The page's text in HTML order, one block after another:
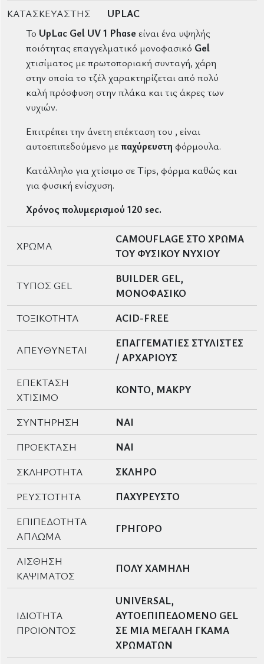
ΚΑΤΑΣΚΕΥΑΣΤΉΣ
UPLAC
Το UpLac Gel UV 1 Phase είναι ένα υψηλής
ποιότητας επαγγελματικό μονοφασικό Gel
χτισίματος με πρωτοποριακή συνταγή, χάρη
στην οποία το τζέλ χαρακτηρίζεται από πολύ
καλή πρόσφυση στην πλάκα και τις άκρες των
νυχιών.
Επιτρέπει την άνετη επέκταση του , είναι
αυτοεπιπεδούμενο μεπαχύρευστη φόρμουλα.
Κατάλληλο για χτίσιμο σε Tips, φόρμα καθώς και
για φυσική ενίσχυση.
Χρόνος πολυμερισμού 120 sec.
ΧΡΩΜΑ
CAMOUFLAGE ΣΤΟ ΧΡΩΜΑ
ΤΟΥ ΦΥΣΙΚΟΥ ΝΥΧΙΟΥ
ΤΥΠΟΣ GEL
BUILDER GEL,
ΜΟΝΟΦΑΣΙΚΟ
ΤΟΞΙΚΟΤΗΤΑ
ACID-FREE
ΑΠΕΥΘΥΝΕΤΑΙ
ΕΠΑΓΓΕΜΑΤΙΕΣ ΣΤΥΛΙΣΤΕΣ
/ ΑΡΧΑΡΙΟΥΣ
ΕΠΕΚΤΑΣΗ
ΧΤΙΣΙΜΟ
ΚΟΝΤΟ, ΜΑΚΡΥ
ΣΥΝΤΗΡΗΣΗ
ΝΑΙ
ΠΡΟΕΚΤΑΣΗ
ΝΑΙ
ΣΚΛΗΡΟΤΗΤΑ
ΣΚΛΗΡΟ
ΡΕΥΣΤΟΤΗΤΑ
ΠΑΧΥΡΕΥΣΤΟ
ΕΠΙΠΕΔΟΤΗΤΑ
ΑΠΛΩΜΑ
ΓΡΗΓΟΡΟ
ΑΙΣΘΗΣΗ
ΚΑΨΙΜΑΤΟΣ
ΠΟΛΥ ΧΑΜΗΛΗ
ΙΔΙΟΤΗΤΑ
ΠΡΟΙΟΝΤΟΣ
UNIVERSAL,
ΑΥΤΟΕΠΙΠΕΔΟΜΕΝΟ GEL
ΣΕ ΜΙΑ ΜΕΓΑΛΗ ΓΚΑΜΑ
ΧΡΩΜΑΤΩΝ